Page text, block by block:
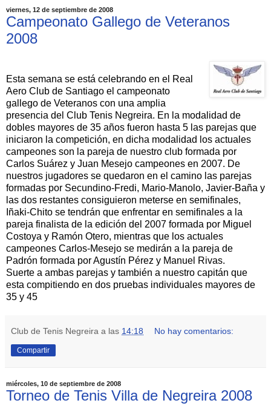
viernes, 12 de septiembre de 2008
Campeonato Gallego de Veteranos
2008
Esta semana se está celebrando en el Real
Aero Club de Santiago el campeonato
gallego de Veteranos con una amplia
presencia del Club Tenis Negreira. En la modalidad de
dobles mayores de 35 años fueron hasta 5 las parejas que
iniciaron la competición, en dicha modalidad los actuales
campeones son la pareja de nuestro club formada por
Carlos Suárez y Juan Mesejo campeones en 2007. De
nuestros jugadores se quedaron en el camino las parejas
formadas por Secundino-Fredi, Mario-Manolo, Javier-Baña y
las dos restantes consiguieron meterse en semifinales,
Iñaki-Chito se tendrán que enfrentar en semifinales a la
pareja finalista de la edición del 2007 formada por Miguel
Costoya y Ramón Otero, mientras que los actuales
campeones Carlos-Mesejo se medirán a la pareja de
Padrón formada por Agustín Pérez y Manuel Rivas.
Suerte a ambas parejas y también a nuestro capitán que
esta compitiendo en dos pruebas individuales mayores de
35 y 45
Club de Tenis Negreira a las 14:18 No hay comentarios:
Compartir
miércoles, 10 de septiembre de 2008
Torneo de Tenis Villa de Negreira 2008